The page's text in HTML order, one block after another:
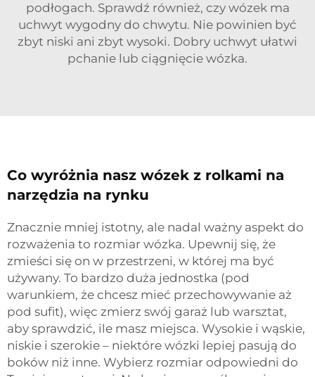
podłogach. Sprawdź również, czy wózek ma
uchwyt wygodny do chwytu. Nie powinien być
zbyt niski ani zbyt wysoki. Dobry uchwyt ułatwi
pchanie lub ciągnięcie wózka.
Co wyróżnia nasz wózek z rolkami na
narzędzia na rynku
Znacznie mniej istotny, ale nadal ważny aspekt do
rozważenia to rozmiar wózka. Upewnij się, że
zmieści się on w przestrzeni, w której ma być
używany. To bardzo duża jednostka (pod
warunkiem, że chcesz mieć przechowywanie aż
pod sufit), więc zmierz swój garaż lub warsztat,
aby sprawdzić, ile masz miejsca. Wysokie i wąskie,
niskie i szerokie – niektóre wózki lepiej pasują do
boków niż inne. Wybierz rozmiar odpowiedni do